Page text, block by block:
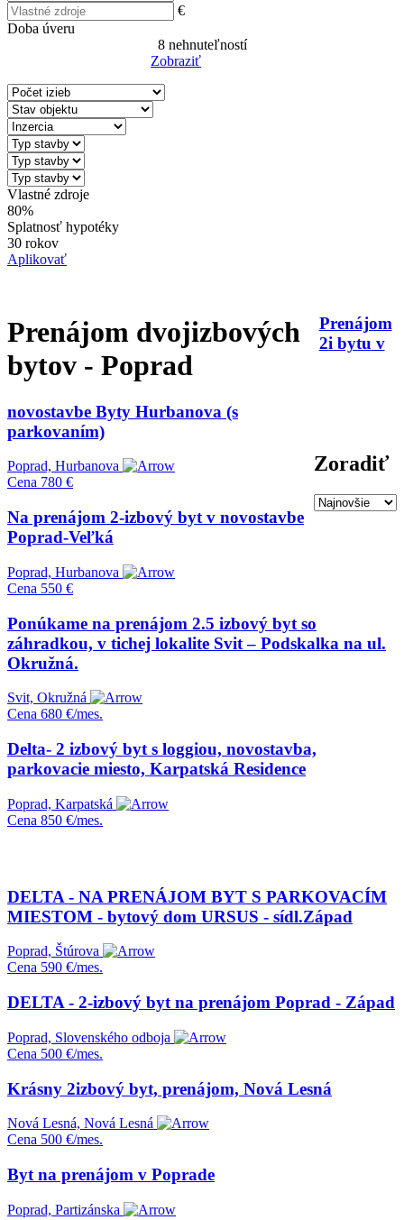
€
Doba úveru
8nehnuteľností
Zobraziť
Vlastné zdroje
80%
Splatnosť hypotéky
30 rokov
Aplikovať
Prenájom dvojizbových
bytov - Poprad
Zoradiť
Prenájom
2i bytu v
novostavbe Byty Hurbanova (s
parkovaním)
Poprad, Hurbanova
Cena 780 €
Na prenájom 2-izbový byt v novostavbe
Poprad-Veľká
Poprad, Hurbanova
Cena 550 €
Ponúkame na prenájom 2.5 izbový byt so
záhradkou, v tichej lokalite Svit – Podskalka na ul.
Okružná.
Svit, Okružná
Cena 680 €/mes.
Delta- 2 izbový byt s loggiou, novostavba,
parkovacie miesto, Karpatská Residence
Poprad, Karpatská
Cena 850 €/mes.
DELTA - NA PRENÁJOM BYT S PARKOVACÍM
MIESTOM - bytový dom URSUS - sídl.Západ
Poprad, Štúrova
Cena 590 €/mes.
DELTA - 2-izbový byt na prenájom Poprad - Západ
Poprad, Slovenského odboja
Cena 500 €/mes.
Krásny 2izbový byt, prenájom, Nová Lesná
Nová Lesná, Nová Lesná
Cena 500 €/mes.
Byt na prenájom v Poprade
Poprad, Partizánska